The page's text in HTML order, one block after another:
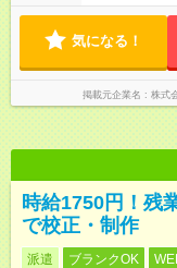
気になる！
掲載元企業名 株式
時給1750円！残
で校正・制作
派遣 ブランクOK